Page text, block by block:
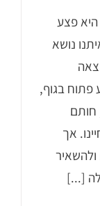
פצע
נושא
פתוח בגוף,
אך
[...]